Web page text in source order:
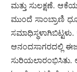
ಮತ್ತು ಸುಲಕ್ಷಣೆ.
ಮುಂದೆ ಸಾಂಬ್ರಾಣಿ
ಆನಂದಸಾಗರದಲ್ಲಿ
ಸುರಿಯಲಾರಂಭಿಸಿತು.